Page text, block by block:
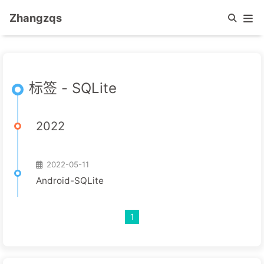
Zhangzqs
标签 - SQLite
2022
2022-05-11
Android-SQLite
1